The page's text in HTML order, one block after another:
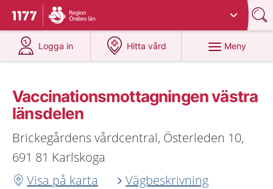
Till startsidan för 1177
Du har valt region
Logga in
på 1177.se
Hitta vård
på 1177.se
Meny
Vaccinationsmottagningen västra
länsdelen
Brickegårdens vårdcentral, Österleden 10,
691 81 Karlskoga
Visa på karta
Vägbeskrivning